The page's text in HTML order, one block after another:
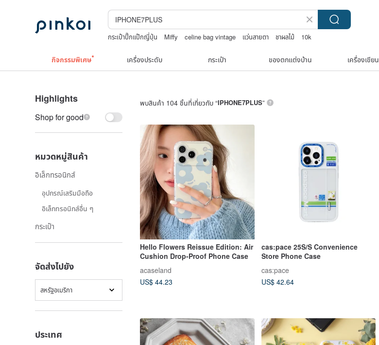
กระเป๋าปิ๊กแป๊กญี่ปุ่น Miffy celine bag vintage แว่นสายตา ชาผลไม้
10k
กิจกรรมพิเศษ เครื่องประดับ กระเป๋า ของตกแต่งบ้าน เครื่องเขียน
Highlights
Shop for good
หมวดหมู่สินค้า
อิเล็กทรอนิกส์
อุปกรณ์เสริมมือถือ
อิเล็กทรอนิกส์อื่น ๆ
กระเป๋า
จัดส่งไปยัง
สหรัฐอเมริกา
ประเทศ
พบสินค้า 104 ชิ้นที่เกี่ยวกับ “IPHONE7PLUS”
Hello Flowers Reissue Edition: Air
Cushion Drop-Proof Phone Case
acaseland
US$ 44.23
cas:pace 25S/S Convenience
Store Phone Case
cas:pace
US$ 42.64